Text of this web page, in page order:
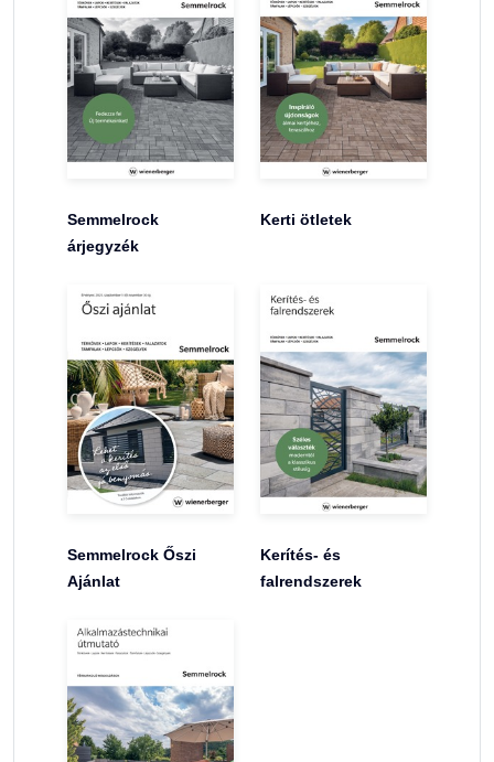
Semmelrock
árjegyzék
Kerti ötletek
Semmelrock Őszi
Ajánlat
Kerítés- és
falrendszerek